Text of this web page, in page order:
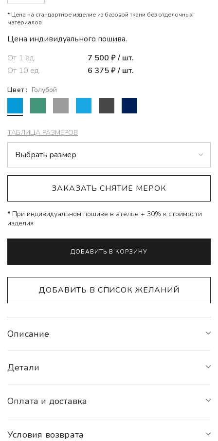
* Цена на стандартное изделие из базовой ткани без отделочных
материалов
Цена индивидуального пошива.
От 1 ед. 7 500₽/ шт.
От 10 ед. 6 375₽/ шт.
Цвет Голубой
ТАБЛИЦА РАЗМЕРОВ
ЗАКАЗАТЬ СНЯТИЕ МЕРОК
* При индивидуальном пошиве в ателье + 30% к стоимости
изделия
ДОБАВИТЬ В КОРЗИНУ
ДОБАВИТЬ В СПИСОК ЖЕЛАНИЙ
Описание
Детали
Оплата и доставка
Условия возврата